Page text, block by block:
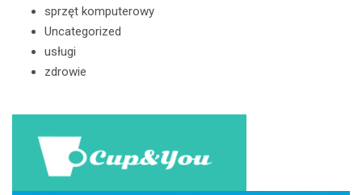
sprzęt komputerowy
Uncategorized
usługi
zdrowie